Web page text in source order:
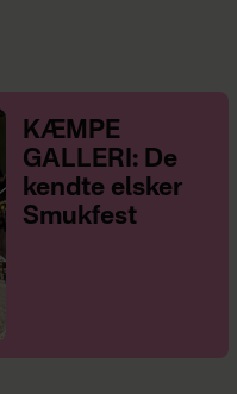
KÆMPE
GALLERI: De
kendte elsker
Smukfest